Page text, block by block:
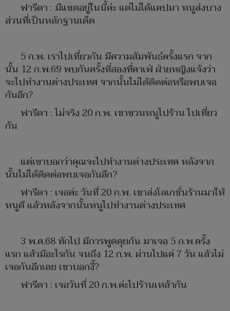
ฟารีดา : มีแชตอยู่ในนี้ค่ะ แต่ไม่ได้แคปมา หนูส่งบาง
ส่วนที่เป็นหลักฐานเด็ด
5 ก.พ. เราไปเที่ยวกัน มีความสัมพันธ์ครั้งแรก จาก
นั้น 12 ก.พ.69 พบกันครั้งที่สองที่คาเฟ่ ฝ่ายหญิงแจ้งว่า
จะไปทำงานต่างประเทศ จากนั้นไม่ได้ติดต่อหรือพบเจอ
กันอีก?
ฟารีดา : ไม่จริง 20 ก.พ. เขาชวนหนูไปร้าน ไปเที่ยว
กัน
แต่เขาบอกว่าคุณจะไปทำงานต่างประเทศ หลังจาก
นั้นไม่ได้ติดต่อพบเจอกันอีก?
ฟารีดา : เจอค่ะ วันที่ 20 ก.พ. เขาส่งโลเกชั่นร้านมาให้
หนูดี แล้วหลังจากนั้นหนูไปทำงานต่างประเทศ
3 พ.ค.68 ทักไป มีการพูดคุยกัน มาเจอ 5 ก.พ.ครั้ง
แรก แล้วมีอะไรกัน จนถึง 12 ก.พ. ผ่านไปแค่ 7 วัน แล้วไม่
เจอกันอีกเลย เขาบอกงี้?
ฟารีดา : เจอวันที่ 20 ก.พ.ค่ะไปร้านเหล้ากัน